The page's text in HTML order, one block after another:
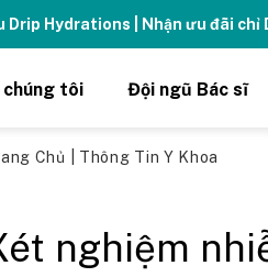
Drip Hydrations | Nhận ưu đãi chỉ
chúng tôi Đội ngũ Bác sĩ
Chủ Thông Tin Y Khoa
nghiệm